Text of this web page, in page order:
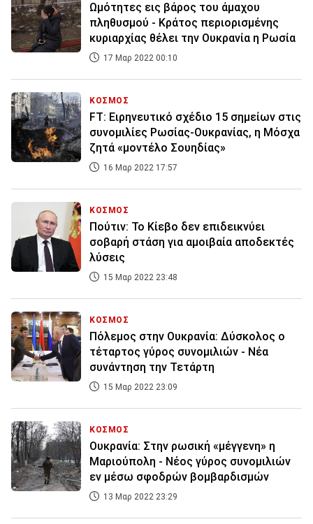
Ωμότητες εις βάρος του άμαχου
πληθυσμού - Κράτος περιορισμένης
κυριαρχίας θέλει την Ουκρανία η Ρωσία
17 Μαρ 2022 00:10
ΚΟΣΜΟΣ
FT: Ειρηνευτικό σχέδιο 15 σημείων στις
συνομιλίες Ρωσίας-Ουκρανίας, η Μόσχα
ζητά «μοντέλο Σουηδίας»
16 Μαρ 2022 17:57
ΚΟΣΜΟΣ
Πούτιν: Το Κίεβο δεν επιδεικνύει
σοβαρή στάση για αμοιβαία αποδεκτές
λύσεις
15 Μαρ 2022 23:48
ΚΟΣΜΟΣ
Πόλεμος στην Ουκρανία: Δύσκολος ο
τέταρτος γύρος συνομιλιών - Νέα
συνάντηση την Τετάρτη
15 Μαρ 2022 23:09
ΚΟΣΜΟΣ
Ουκρανία: Στην ρωσική «μέγγενη» η
Μαριούπολη - Νέος γύρος συνομιλιών
εν μέσω σφοδρών βομβαρδισμών
13 Μαρ 2022 23:29